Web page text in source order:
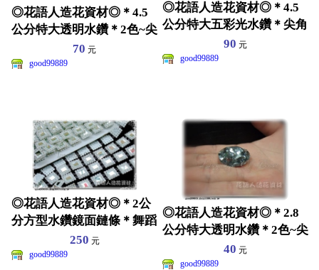
◎花語人造花資材◎＊4.5
公分特大透明水鑽＊2色~尖
角鑽~飾品材料~花
70 元
good99889
◎花語人造花資材◎＊4.5
公分特大五彩光水鑽＊尖角
鑽~飾品材料~花藝
90 元
good99889
◎花語人造花資材◎＊2公
分方型水鑽鏡面鏈條＊舞蹈
衣服~皮包~涼鞋~髮飾
250 元
good99889
◎花語人造花資材◎＊2.8
公分特大透明水鑽＊2色~尖
角鑽~~飾品戒指材
40 元
good99889